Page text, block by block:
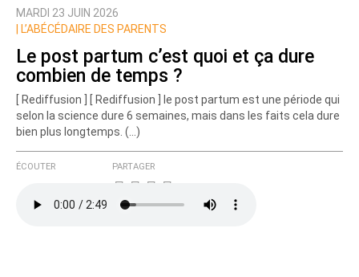
Nom
Ajoutez votre commentaire ici
Texte de votre message
MARDI 23 JUIN 2026
L’ABÉCÉDAIRE DES PARENTS
Le post partum c’est quoi et ça dure
combien de temps ?
[ Rediffusion ] [ Rediffusion ] le post partum est une période qui
selon la science dure 6 semaines, mais dans les faits cela dure
bien plus longtemps. (…)
ÉCOUTER PARTAGER